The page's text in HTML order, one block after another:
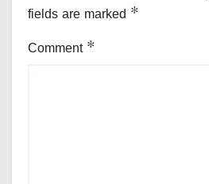
fields are marked *
Comment *